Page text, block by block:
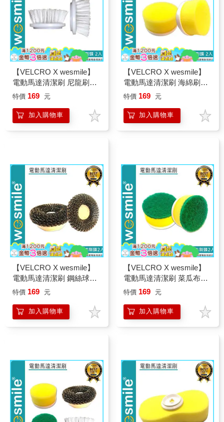
【VELCRO X wesmile】
電動馬達清潔刷 尼龍刷頭
2入
特價 169 元
加入購物車
【VELCRO X wesmile】
電動馬達清潔刷 海綿刷頭
2入
特價 169 元
加入購物車
【VELCRO X wesmile】
電動馬達清潔刷 鋼絲球刷
頭2入
特價 169 元
加入購物車
【VELCRO X wesmile】
電動馬達清潔刷 菜瓜布刷
頭2入
特價 169 元
加入購物車